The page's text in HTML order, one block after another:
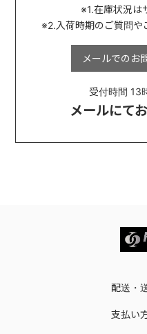
※1.在庫状況は
※2.入荷時期のご質問や
メールでのお
受付時間 13
メールにて
配送・
支払い